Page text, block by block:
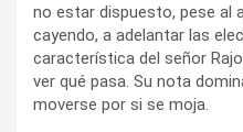
no estar dispuesto, pese al
cayendo, a adelantar las
característica del señor
ver qué pasa. Su nota
moverse por si se moja.